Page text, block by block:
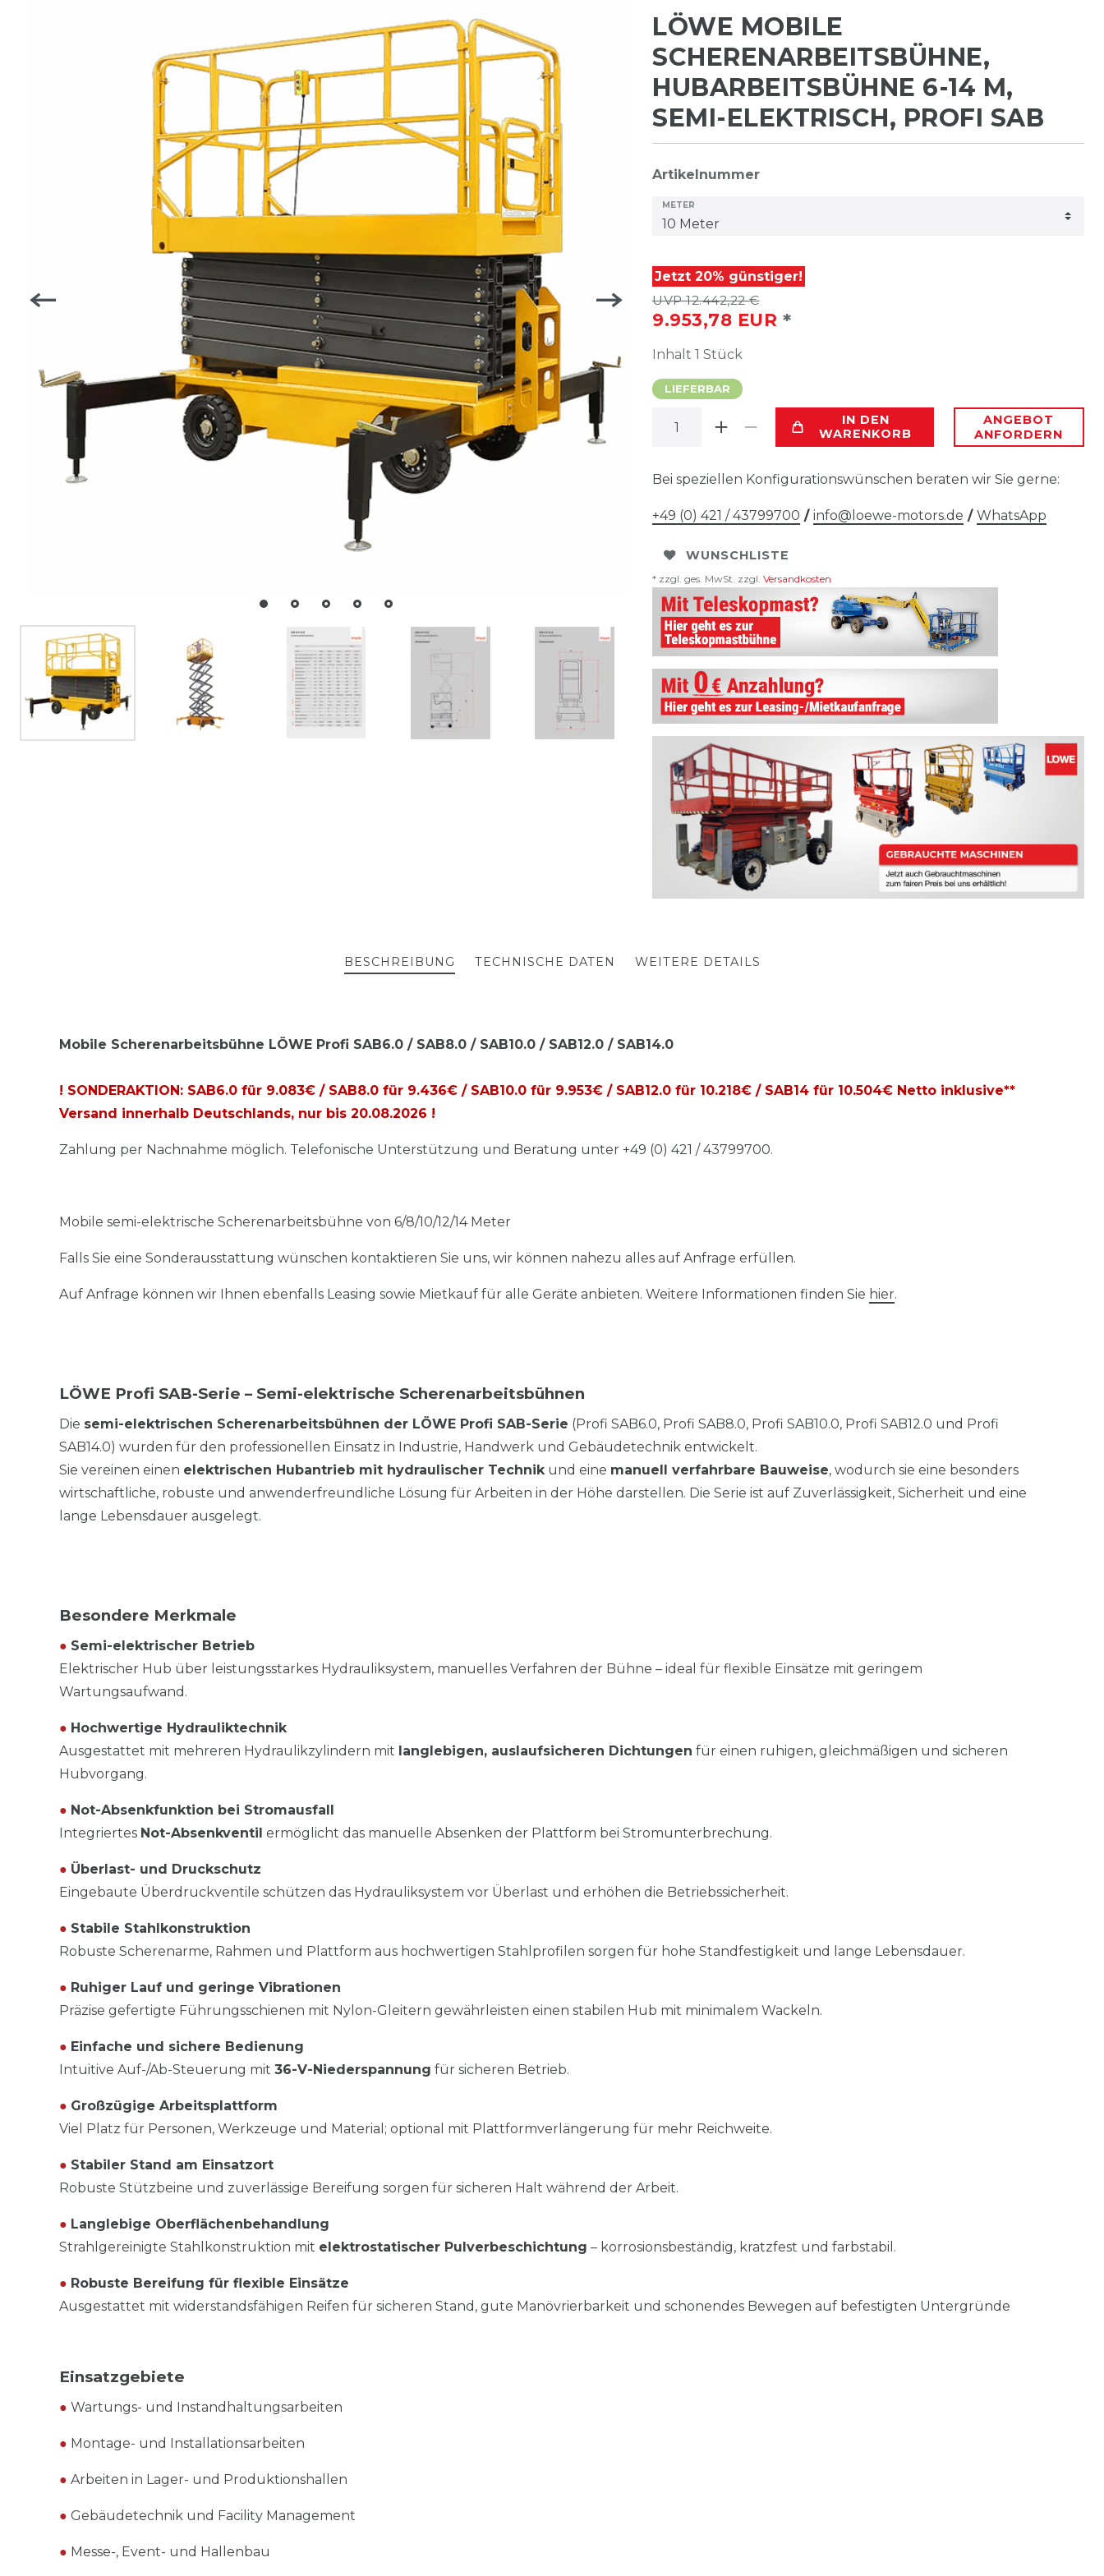
LÖWE MOBILE
SCHERENARBEITSBÜHNE,
HUBARBEITSBÜHNE 6-14 M,
SEMI-ELEKTRISCH, PROFI SAB
Artikelnummer
METER
Jetzt 20% günstiger!
UVP 12.442,22 €
9.953,78 EUR *
Inhalt 1 Stück
LIEFERBAR
IN DEN
WARENKORB
ANGEBOT
ANFORDERN
Bei speziellen Konfigurationswünschen beraten wir Sie gerne:
+49 (0) 421 / 43799700 / info@loewe-motors.de / WhatsApp
WUNSCHLISTE
* zzgl. ges. MwSt. zzgl. Versandkosten
BESCHREIBUNG TECHNISCHE DATEN WEITERE DETAILS
Mobile Scherenarbeitsbühne LÖWE Profi SAB6.0 / SAB8.0 / SAB10.0 / SAB12.0 / SAB14.0
! SONDERAKTION: SAB6.0 für 9.083€ / SAB8.0 für 9.436€ / SAB10.0 für 9.953€ / SAB12.0 für 10.218€ / SAB14 für 10.504€ Netto inklusive**
Versand innerhalb Deutschlands, nur bis 20.08.2026 !
Zahlung per Nachnahme möglich. Telefonische Unterstützung und Beratung unter +49 (0) 421 / 43799700.
Mobile semi-elektrische Scherenarbeitsbühne von 6/8/10/12/14 Meter
Falls Sie eine Sonderausstattung wünschen kontaktieren Sie uns, wir können nahezu alles auf Anfrage erfüllen.
Auf Anfrage können wir Ihnen ebenfalls Leasing sowie Mietkauf für alle Geräte anbieten. Weitere Informationen finden Sie hier.
LÖWE Profi SAB-Serie – Semi-elektrische Scherenarbeitsbühnen
Die semi-elektrischen Scherenarbeitsbühnen der LÖWE Profi SAB-Serie (Profi SAB6.0, Profi SAB8.0, Profi SAB10.0, Profi SAB12.0 und Profi
SAB14.0) wurden für den professionellen Einsatz in Industrie, Handwerk und Gebäudetechnik entwickelt.
Sie vereinen einen elektrischen Hubantrieb mit hydraulischer Technik und eine manuell verfahrbare Bauweise, wodurch sie eine besonders
wirtschaftliche, robuste und anwenderfreundliche Lösung für Arbeiten in der Höhe darstellen. Die Serie ist auf Zuverlässigkeit, Sicherheit und eine
lange Lebensdauer ausgelegt.
Besondere Merkmale
● Semi-elektrischer Betrieb
Elektrischer Hub über leistungsstarkes Hydrauliksystem, manuelles Verfahren der Bühne – ideal für flexible Einsätze mit geringem
Wartungsaufwand.
● Hochwertige Hydrauliktechnik
Ausgestattet mit mehreren Hydraulikzylindern mit langlebigen, auslaufsicheren Dichtungen für einen ruhigen, gleichmäßigen und sicheren
Hubvorgang.
● Not-Absenkfunktion bei Stromausfall
Integriertes Not-Absenkventil ermöglicht das manuelle Absenken der Plattform bei Stromunterbrechung.
● Überlast- und Druckschutz
Eingebaute Überdruckventile schützen das Hydrauliksystem vor Überlast und erhöhen die Betriebssicherheit.
● Stabile Stahlkonstruktion
Robuste Scherenarme, Rahmen und Plattform aus hochwertigen Stahlprofilen sorgen für hohe Standfestigkeit und lange Lebensdauer.
● Ruhiger Lauf und geringe Vibrationen
Präzise gefertigte Führungsschienen mit Nylon-Gleitern gewährleisten einen stabilen Hub mit minimalem Wackeln.
● Einfache und sichere Bedienung
Intuitive Auf-/Ab-Steuerung mit 36-V-Niederspannung für sicheren Betrieb.
● Großzügige Arbeitsplattform
Viel Platz für Personen, Werkzeuge und Material; optional mit Plattformverlängerung für mehr Reichweite.
● Stabiler Stand am Einsatzort
Robuste Stützbeine und zuverlässige Bereifung sorgen für sicheren Halt während der Arbeit.
● Langlebige Oberflächenbehandlung
Strahlgereinigte Stahlkonstruktion mit elektrostatischer Pulverbeschichtung – korrosionsbeständig, kratzfest und farbstabil.
● Robuste Bereifung für flexible Einsätze
Ausgestattet mit widerstandsfähigen Reifen für sicheren Stand, gute Manövrierbarkeit und schonendes Bewegen auf befestigten Untergründe
Einsatzgebiete
● Wartungs- und Instandhaltungsarbeiten
● Montage- und Installationsarbeiten
● Arbeiten in Lager- und Produktionshallen
● Gebäudetechnik und Facility Management
● Messe-, Event- und Hallenbau